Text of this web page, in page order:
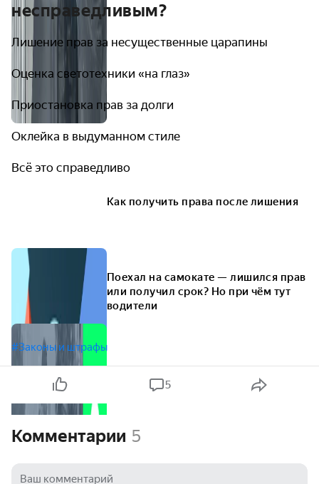
несправедливым?
Лишение прав за несущественные царапины
Оценка светотехники «на глаз»
Приостановка прав за долги
Оклейка в выдуманном стиле
Всё это справедливо
Как получить права после лишения
Поехал на самокате — лишился прав
или получил срок? Но при чём тут
водители
#Законы и штрафы
5
Комментарии 5